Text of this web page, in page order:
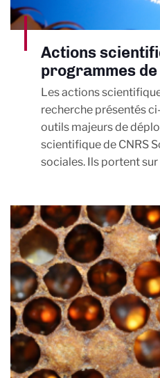
Actions
programmes
Les actions
recherche présentés
outils majeurs de
scientifique de CNRS
sociales. Ils portent